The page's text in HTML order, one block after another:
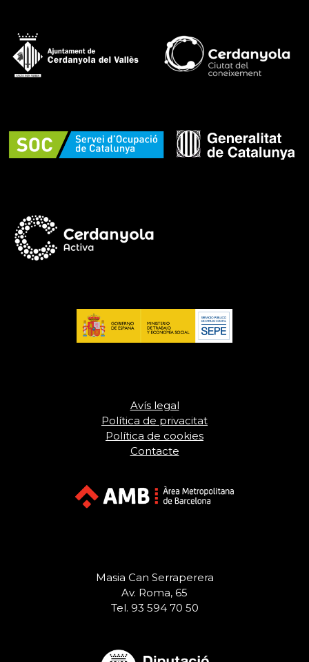
Avís legal
Política de privacitat
Política de cookies
Contacte
Masia Can Serraperera
Av. Roma, 65
Tel. 93 594 70 50